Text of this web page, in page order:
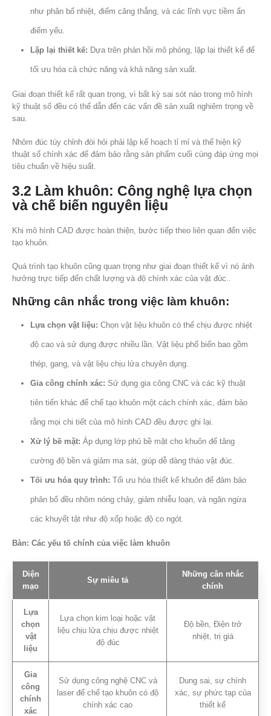
như phân bố nhiệt, điểm căng thẳng, và các lĩnh vực tiềm ẩn
điểm yếu.
Lặp lại thiết kế: Dựa trên phản hồi mô phỏng, lặp lại thiết kế để
tối ưu hóa cả chức năng và khả năng sản xuất.
Giai đoạn thiết kế rất quan trọng, vì bất kỳ sai sót nào trong mô hình
kỹ thuật số đều có thể dẫn đến các vấn đề sản xuất nghiêm trọng về
sau.
Nhôm đúc tùy chỉnh đòi hỏi phải lập kế hoạch tỉ mỉ và thể hiện kỹ
thuật số chính xác để đảm bảo rằng sản phẩm cuối cùng đáp ứng mọi
tiêu chuẩn về hiệu suất.
3.2 Làm khuôn: Công nghệ lựa chọn
và chế biến nguyên liệu
Khi mô hình CAD được hoàn thiện, bước tiếp theo liên quan đến việc
tạo khuôn.
Quá trình tạo khuôn cũng quan trọng như giai đoạn thiết kế vì nó ảnh
hưởng trực tiếp đến chất lượng và độ chính xác của vật đúc..
Những cân nhắc trong việc làm khuôn:
Lựa chọn vật liệu: Chọn vật liệu khuôn có thể chịu được nhiệt
độ cao và sử dụng được nhiều lần. Vật liệu phổ biến bao gồm
thép, gang, và vật liệu chịu lửa chuyên dụng.
Gia công chính xác: Sử dụng gia công CNC và các kỹ thuật
tiên tiến khác để chế tạo khuôn một cách chính xác, đảm bảo
rằng mọi chi tiết của mô hình CAD đều được ghi lại.
Xử lý bề mặt: Áp dụng lớp phủ bề mặt cho khuôn để tăng
cường độ bền và giảm ma sát, giúp dễ dàng tháo vật đúc.
Tối ưu hóa quy trình: Tối ưu hóa thiết kế khuôn để đảm bảo
phân bố đều nhôm nóng chảy, giảm nhiễu loạn, và ngăn ngừa
các khuyết tật như độ xốp hoặc độ co ngót.
Bàn: Các yếu tố chính của việc làm khuôn
Diện
mạo
Sự miêu tả
Những cân nhắc
chính
Lựa
chọn
vật
liệu
Lựa chọn kim loại hoặc vật
liệu chịu lửa chịu được nhiệt
độ đúc
Độ bền, Điện trở
nhiệt, trị giá
Gia
công
chính
xác
Sử dụng công nghệ CNC và
laser để chế tạo khuôn có độ
chính xác cao
Dung sai, sự chính
xác, sự phức tạp của
thiết kế